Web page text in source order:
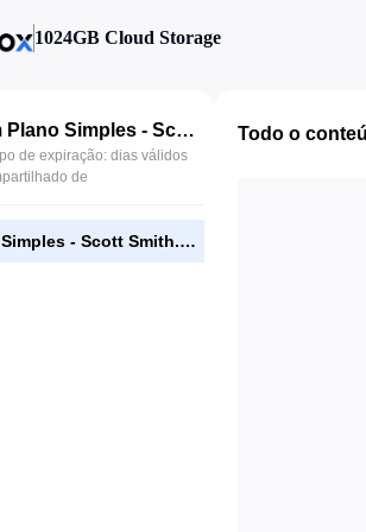
1024GB Cloud Storage
Um Plano Simples - Scott Smith.epub
de expiração: dias válidos
de
Um Plano Simples - Scott Smith.epub
Todo o